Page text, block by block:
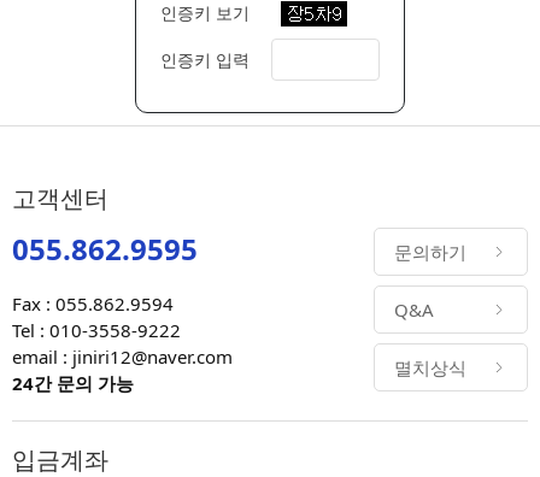
인증키 보기
인증키 입력
고객센터
055.862.9595
Fax : 055.862.9594
Tel : 010-3558-9222
email : jiniri12@naver.com
24간 문의 가능
문의하기
Q&A
멸치상식
입금계좌